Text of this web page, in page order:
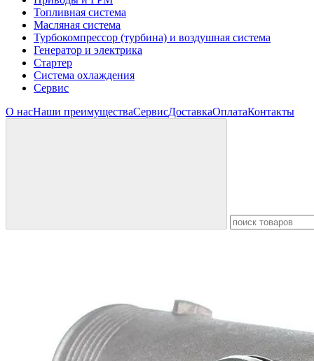
Топливная система
Масляная система
Турбокомпрессор (турбина) и воздушная система
Генератор и электрика
Стартер
Система охлаждения
Сервис
О насНаши преимуществаСервисДоставкаОплатаКонтакты